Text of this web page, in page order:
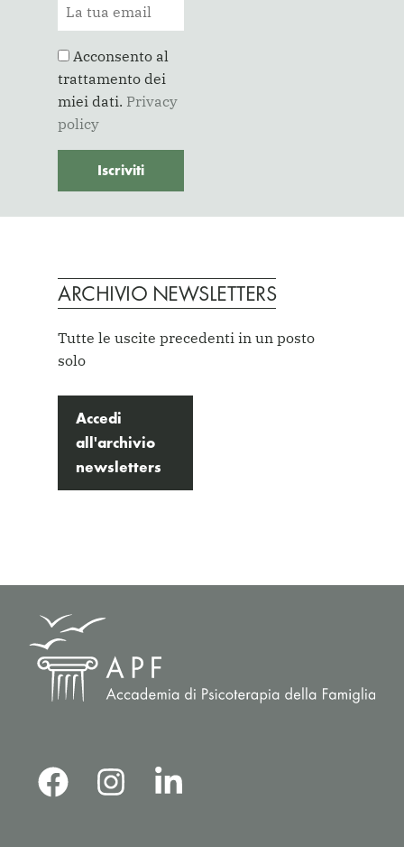
Acconsento al
trattamento dei
miei dati. Privacy
policy
ARCHIVIO NEWSLETTERS
Tutte le uscite precedenti in un posto
solo
Accedi
all'archivio
newsletters